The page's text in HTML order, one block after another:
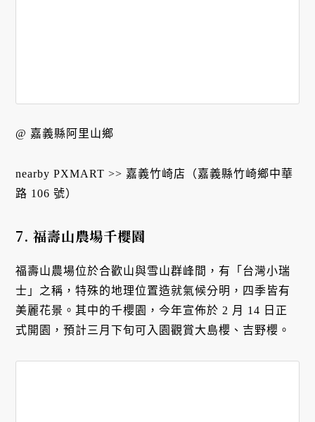
@ 嘉義縣阿里山鄉
nearby PXMART >> 嘉義竹崎店（嘉義縣竹崎鄉中華
路 106 號）
7. 福壽山農場千櫻園
福壽山農場位於合歡山與雪山群峰間，有「台灣小瑞
士」之稱，特殊的地理位置造就氣候分明，四季皆有
美麗花景。其中的千櫻園，今年宣佈於 2 月 14 日正
式開園，預計三月下旬可入園觀賞大島櫻、吉野櫻。